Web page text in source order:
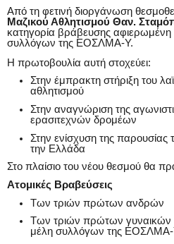
Από τη φετινή διοργάνωση
Μαζικού Αθλητισμού Θαν.
κατηγορία βράβευσης αφιερωμένη
συλλόγων της ΕΟΣΛΜΑ-Υ.
Η πρωτοβουλία αυτή στοχεύει:
Στην έμπρακτη στήριξη του
αθλητισμού
Στην αναγνώριση της
ερασιτεχνών δρομέων
Στην ενίσχυση της
την Ελλάδα
Στο πλαίσιο του νέου θεσμού θα
Ατομικές Βραβεύσεις
Των τριών πρώτων ανδρών
Των τριών πρώτων
μέλη συλλόγων της ΕΟΣΛΜΑ-